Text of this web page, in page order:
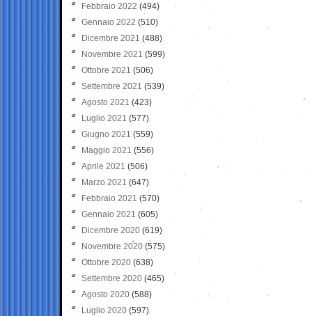
Febbraio 2022 (494)
Gennaio 2022 (510)
Dicembre 2021 (488)
Novembre 2021 (599)
Ottobre 2021 (506)
Settembre 2021 (539)
Agosto 2021 (423)
Luglio 2021 (577)
Giugno 2021(559)
Maggio 2021 (556)
Aprile 2021 (506)
Marzo 2021 (647)
Febbraio 2021 (570)
Gennaio 2021 (605)
Dicembre 2020 (619)
Novembre 2020 (575)
Ottobre 2020 (638)
Settembre 2020(465)
Agosto 2020 (588)
Luglio 2020 (597)